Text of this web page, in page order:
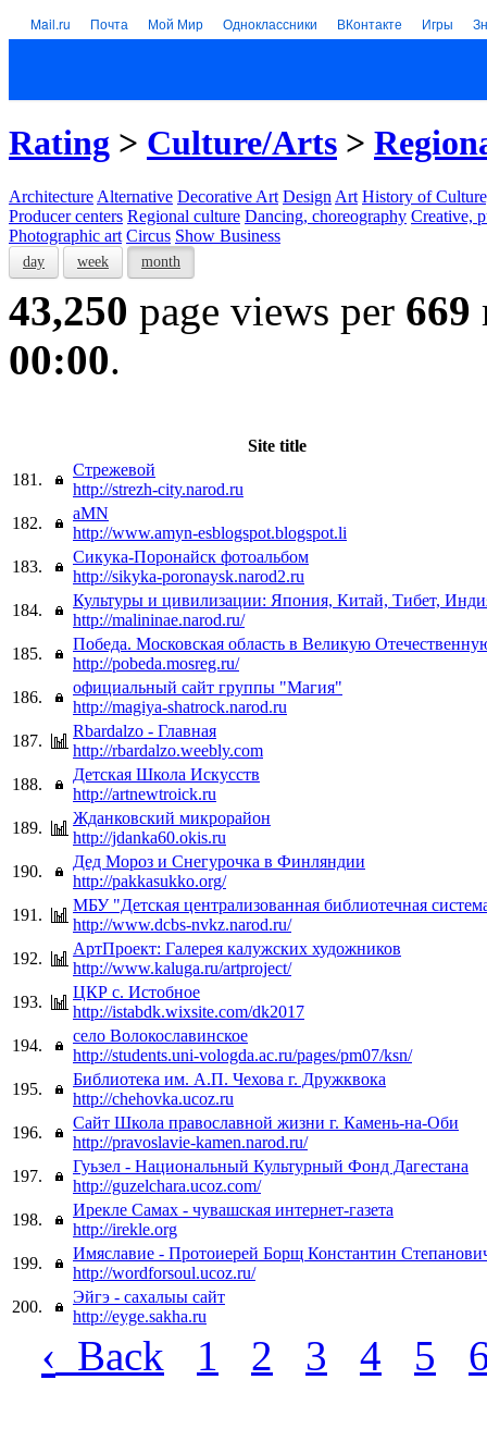
Mail.ru Почта Мой Мир Одноклассники ВКонтакте Игры
Rating > Culture/Arts >
Architecture Alternative Decorative Art Design Art History of
Producer centers Regional culture Dancing, choreography Creative,
Photographic art Circus Show Business
day week month
43,250 page views per 669
00:00.
Site title
181.
Стрежевой
http://strezh-city.narod.ru
182.
aMN
http://www.amyn-esblogspot.blogspot.li
183.
Сикука-Поронайск фотоальбом
http://sikyka-poronaysk.narod2.ru
184.
Культуры и цивилизации: Япония, Китай, Тибет,
http://malininae.narod.ru/
185.
Победа. Московская область в Великую
http://pobeda.mosreg.ru/
186.
официальный сайт группы "Магия"
http://magiya-shatrock.narod.ru
187.
Rbardalzo - Главная
http://rbardalzo.weebly.com
188.
Детская Школа Искусств
http://artnewtroick.ru
189.
Жданковский микрорайон
http://jdanka60.okis.ru
190.
Дед Мороз и Снегурочка в Финляндии
http://pakkasukko.org/
191.
МБУ "Детская централизованная библиотечная
http://www.dcbs-nvkz.narod.ru/
192.
АртПроект: Галерея калужских художников
http://www.kaluga.ru/artproject/
193.
ЦКР с. Истобное
http://istabdk.wixsite.com/dk2017
194.
село Волокославинское
http://students.uni-vologda.ac.ru/pages/pm07/ksn/
195.
Библиотека им. А.П. Чехова г. Дружквока
http://chehovka.ucoz.ru
196.
Сайт Школа православной жизни г. Камень-на-Оби
http://pravoslavie-kamen.narod.ru/
197.
Гуьзел - Национальный Культурный Фонд Дагестана
http://guzelchara.ucoz.com/
198.
Ирекле Самах - чувашская интернет-газета
http://irekle.org
199.
Имяславие - Протоиерей Борщ Константин
http://wordforsoul.ucoz.ru/
200.
Эйгэ - сахалыы сайт
http://eyge.sakha.ru
‹ Back 1 2 3 4 5